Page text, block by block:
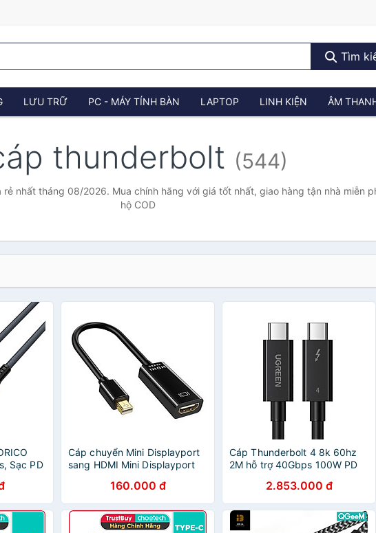
Tìm
LƯU TRỮ PC - MÁY TÍNH BÀN LAPTOP LINH KIỆN ÂM
thunderbolt (544)
nhất tháng 08/2026. Mua chính hãng với giá tốt nhất, giao hàng tận nhà miễn
hộ COD
Sạc PD
Cáp chuyển Mini Displayport
sang HDMI Mini Displayport
Thunderbolt To HDMI - Hàng
Nhập Khẩu - Giao Màu Ngẫu
Nhiên
160.000 đ
Cáp Thunderbolt 4 8k 60hz
2M hỗ trợ 40Gbps 100W PD
US501 Hàng chính hãng
2.853.000 đ